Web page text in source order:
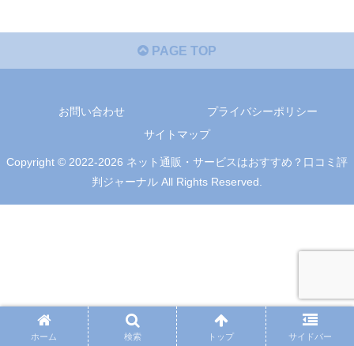
PAGE TOP
お問い合わせ
プライバシーポリシー
サイトマップ
Copyright © 2022-2026 ネット通販・サービスはおすすめ？口コミ評
判ジャーナル All Rights Reserved.
ホーム 検索 トップ サイドバー